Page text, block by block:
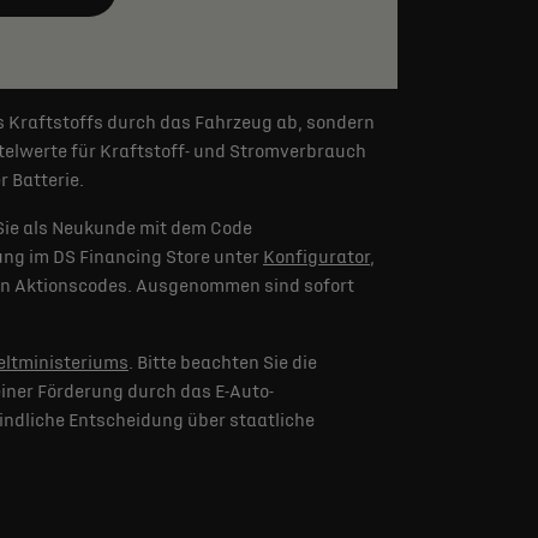
Kraftstoffs durch das Fahrzeug ab, sondern
für Kraftstoff- und Stromverbrauch
Batterie.
als Neukunde mit dem Code
im DS Financing Store unter Konfigurator,
Aktionscodes. Ausgenommen sind sofort
. Bitte beachten Sie die
Förderung durch das E-Auto-
Entscheidung über staatliche